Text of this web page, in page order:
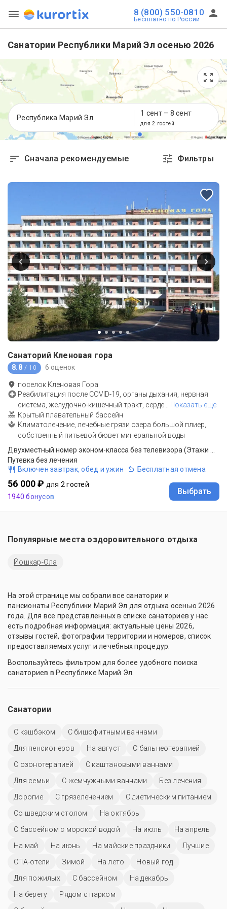
8 (800) 550-0810
Бесплатно по России
Санатории Республики Марий Эл осенью 2026
Республика Марий Эл
1 сент– 8 сент
для 2 гостей
Сначала рекомендуемые Фильтры
Санаторий Кленовая гора
8.8 / 10 6 оценок
поселок Кленовая Гора
Реабилитация после COVID-19, органы дыхания, нервная
система, желудочно-кишечный тракт, серде
Показать еще
Крытый плавательный бассейн
Климатолечение, лечебные грязи озера большой плиер,
собственный питьевой бювет минеральной воды
Путевка без лечения
Включен завтрак, обед и ужин · Бесплатная отмена
56 000 ₽ для 2 гостей
1940 бонусов
Выбрать
Популярные места оздоровительного отдыха
Йошкар-Ола
На этой странице мы собрали все санатории и
пансионаты Республики Марий Эл для отдыха осенью 2026
года. Для все представленных в списке санаториев у нас
есть подробная информация: актуальные цены 2026,
отзывы гостей, фотографии территории и номеров, список
предоставляемых услуг и лечебных процедур.
Воспользуйтесь фильтром для более удобного поиска
санаториев в Республике Марий Эл.
Санатории
С кэшбэком
С бишофитными ваннами
Для пенсионеров
На август
С бальнеотерапией
С озонотерапией
С каштановыми ваннами
Для семьи
С жемчужными ваннами
Без лечения
Дорогие
С грязелечением
С диетическим питанием
Со шведским столом
На октябрь
С бассейном с морской водой
На июль
На апрель
На май
На июнь На майские праздники
Лучшие
СПА-отели
Зимой На лето
Новый год
Для пожилых
C бассейном
На декабрь
На берегу
Рядом с парком